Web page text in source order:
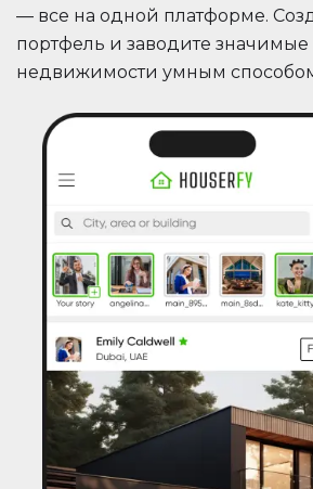
— все на одной платформе.
портфель и заводите значимые
недвижимости умным